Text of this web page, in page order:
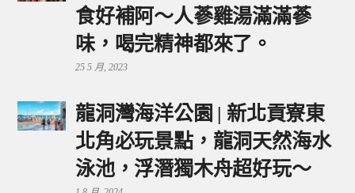
食好補阿～人蔘雞湯滿滿蔘
味，喝完精神都來了。
25 5 月, 2023
龍洞灣海洋公園 | 新北貢寮東
北角必玩景點，龍洞天然海水
泳池，浮潛獨木舟超好玩～